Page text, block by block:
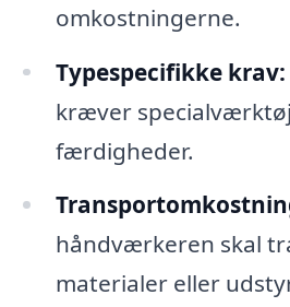
omkostningerne.
Typespecifikke krav:
kræver
færdigheder.
håndværkeren skal
materialer eller